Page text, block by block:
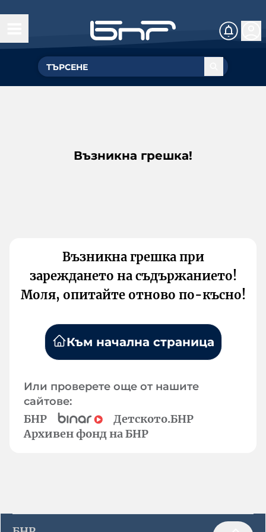
Възникна грешка!
Възникна грешка при
зареждането на съдържанието!
Моля, опитайте отново по-късно!
Към начална страница
Или проверете още от нашите
сайтове:
БНР
Детското.БНР
Архивен фонд на БНР